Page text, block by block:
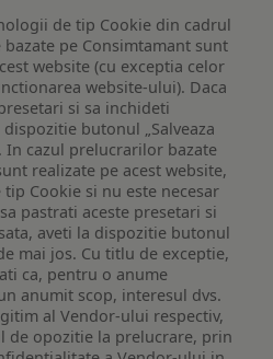
de tip Cookie din cadrul
pe Consimtamant sunt
website (cu exceptia celor
website-ului). Daca
si sa inchideti
butonul „Salveaza
In cazul prelucrarilor bazate
realizate pe acest website,
Cookie si nu este necesar
pastrati aceste presetari si
aveti la dispozitie butonul
mai jos. Cu titlu de exceptie,
ca, pentru o anume
anumit scop, interesul dvs.
al Vendor-ului respectiv,
de opozitie la prelucrare, prin